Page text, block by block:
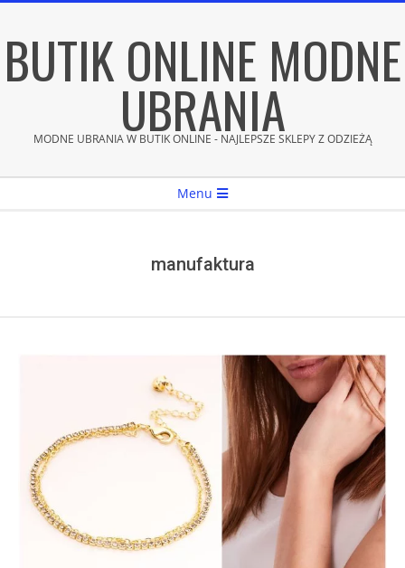
content
BUTIK ONLINE MODNE
UBRANIA
MODNE UBRANIA W BUTIK ONLINE - NAJLEPSZE SKLEPY Z ODZIEŻĄ
Menu
manufaktura